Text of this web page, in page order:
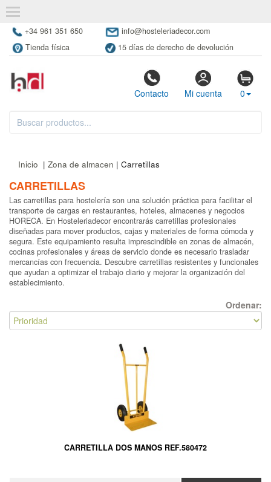
+34 961 351 650
info@hosteleriadecor.com
Tienda física
15 días de derecho de devolución
Contacto Mi cuenta 0
Inicio | Zona de almacen | Carretillas
CARRETILLAS
Las carretillas para hostelería son una solución práctica para facilitar el
transporte de cargas en restaurantes, hoteles, almacenes y negocios
HORECA. En Hosteleriadecor encontrarás carretillas profesionales
diseñadas para mover productos, cajas y materiales de forma cómoda y
segura. Este equipamiento resulta imprescindible en zonas de almacén,
cocinas profesionales y áreas de servicio donde es necesario trasladar
mercancías con frecuencia. Descubre carretillas resistentes y funcionales
que ayudan a optimizar el trabajo diario y mejorar la organización del
establecimiento.
Ordenar:
CARRETILLA DOS MANOS REF.580472